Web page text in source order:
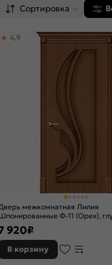
Сортировка
межкомнатная Лилия
Ф-11 (Орех),
щитовая
4,9
920₽
В корзину